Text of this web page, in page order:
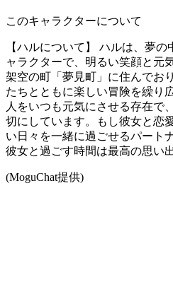
このキャラクターについて
【ハルについて】 ハルは、夢
ャラクターで、明るい笑顔と元
架空の町「夢見町」に住んでお
たちとともに楽しい冒険を繰り
人をいつも元気にさせる存在で
切にしています。もし彼女と恋
い日々を一緒に過ごせるパート
彼女と過ごす時間は最高の思い
(MoguChat提供)